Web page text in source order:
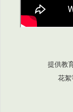
提供教
花絮